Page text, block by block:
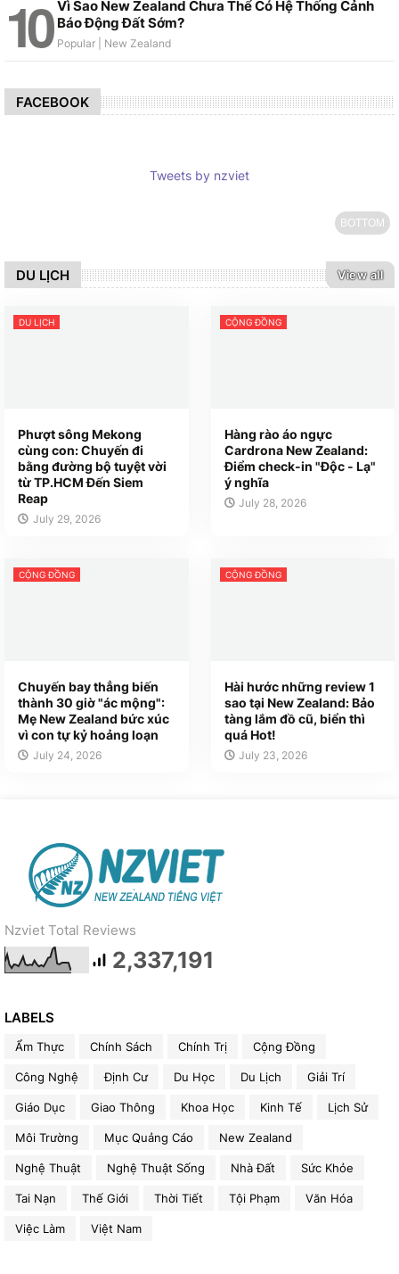
Vì Sao New Zealand Chưa Thể Có Hệ Thống Cảnh
Báo Động Đất Sớm?
FACEBOOK
Tweets by nzviet
BOTTOM
DU LỊCH View all
DU LỊCH
Phượt sông Mekong
cùng con: Chuyến đi
bằng đường bộ tuyệt vời
từ TP.HCM Đến Siem
Reap
July 29, 2026
CỘNG ĐỒNG
Hàng rào áo ngực
Cardrona New Zealand:
Điểm check-in "Độc - Lạ"
ý nghĩa
July 28, 2026
CỘNG ĐỒNG
Chuyến bay thẳng biến
thành 30 giờ "ác mộng":
Mẹ New Zealand bức xúc
vì con tự kỷ hoảng loạn
July 24, 2026
CỘNG ĐỒNG
Hài hước những review 1
sao tại New Zealand: Bảo
tàng lắm đồ cũ, biển thì
quá Hot!
July 23, 2026
Nzviet Total Reviews
2,337,191
LABELS
Ẩm Thực Chính Sách Chính Trị Cộng Đồng
Công Nghệ Định Cư Du Học Du Lịch Giải Trí
Giáo Dục Giao Thông Khoa Học Kinh Tế Lịch Sử
Môi Trường Mục Quảng Cáo New Zealand
Nghệ Thuật Nghệ Thuật Sống Nhà Đất Sức Khỏe
Tai Nạn Thế Giới Thời Tiết Tội Phạm Văn Hóa
Việc Làm Việt Nam